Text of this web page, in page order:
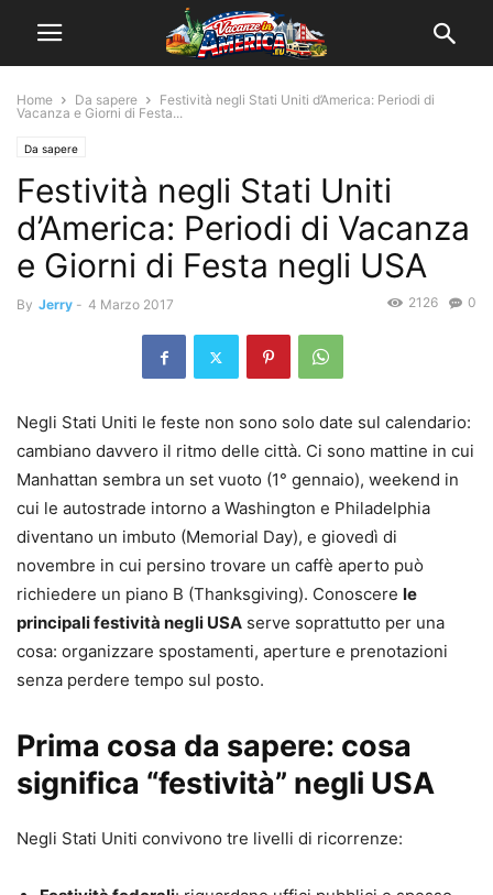
Home Da sapere
Festività negli Stati Uniti d’America: Periodi di
Vacanza e Giorni di Festa...
Da sapere
Festività negli Stati Uniti
d’America: Periodi di Vacanza
e Giorni di Festa negli USA
By Jerry - 4 Marzo 2017 0
2126
Negli Stati Uniti le feste non sono solo date sul calendario:
cambiano davvero il ritmo delle città. Ci sono mattine in cui
Manhattan sembra un set vuoto (1° gennaio), weekend in
cui le autostrade intorno a Washington e Philadelphia
diventano un imbuto (Memorial Day), e giovedì di
novembre in cui persino trovare un caffè aperto può
richiedere un piano B (Thanksgiving). Conoscere le
principali festività negli USA serve soprattutto per una
cosa: organizzare spostamenti, aperture e prenotazioni
senza perdere tempo sul posto.
Prima cosa da sapere: cosa
significa “festività” negli USA
Negli Stati Uniti convivono tre livelli di ricorrenze: